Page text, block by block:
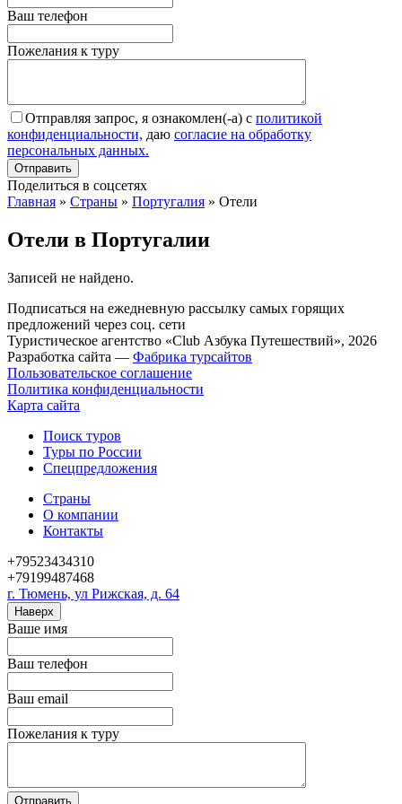
Ваш телефон
Пожелания к туру
Отправляя запрос, я ознакомлен(-а) с политикой
конфиденциальности, даю согласие на обработку
персональных данных.
Поделиться в соцсетях
Главная » Страны » Португалия » Отели
Отели в Португалии
Записей не найдено.
Подписаться на ежедневную рассылку самых горящих
предложений через соц. сети
Туристическое агентство «Club Азбука Путешествий», 2026
Разработка сайта — Фабрика турсайтов
Пользовательское соглашение
Политика конфиденциальности
Карта сайта
Поиск туров
Туры по России
Спецпредложения
Страны
О компании
Контакты
+79523434310
+79199487468
г. Тюмень, ул Рижская, д. 64
Наверх
Ваше имя
Ваш телефон
Ваш email
Пожелания к туру